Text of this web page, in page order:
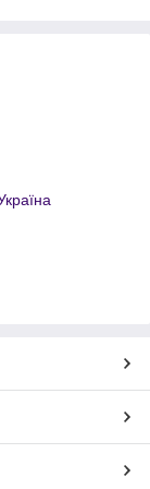
не
з
у
або